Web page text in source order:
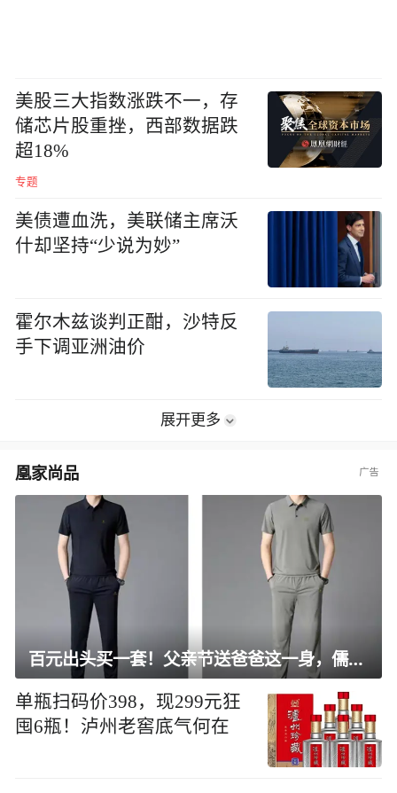
美股三大指数涨跌不一，存
储芯片股重挫，西部数据跌
超18%
专题
美债遭血洗，美联储主席沃
什却坚持“少说为妙”
霍尔木兹谈判正酣，沙特反
手下调亚洲油价
展开更多
凰家尚品
百元出头买一套！父亲节送爸爸这一身，儒雅有型还凉爽
单瓶扫码价398，现299元狂
囤6瓶！泸州老窖底气何在